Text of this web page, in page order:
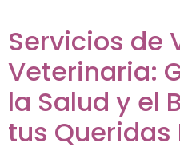
Servicios de
Veterinaria:
la Salud y el
tus